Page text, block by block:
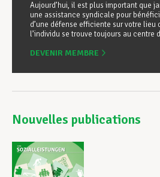
Aujourd’hui, il est plus important que
une assistance syndicale pour
d’une défense efficiente sur votre lieu
l’individu se trouve toujours au centre
DEVENIR MEMBRE
Nouvelles publications